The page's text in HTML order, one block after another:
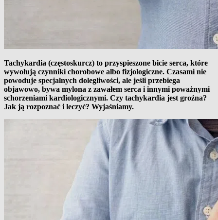
Tachykardia (częstoskurcz) to przyspieszone bicie serca, które
wywołują czynniki chorobowe albo fizjologiczne. Czasami nie
powoduje specjalnych dolegliwości, ale jeśli przebiega
objawowo, bywa mylona z zawałem serca i innymi poważnymi
schorzeniami kardiologicznymi. Czy tachykardia jest groźna?
Jak ją rozpoznać i leczyć? Wyjaśniamy.